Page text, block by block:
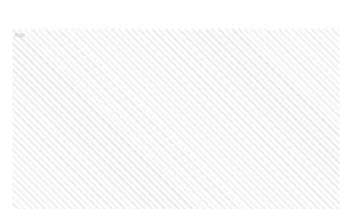
Ads